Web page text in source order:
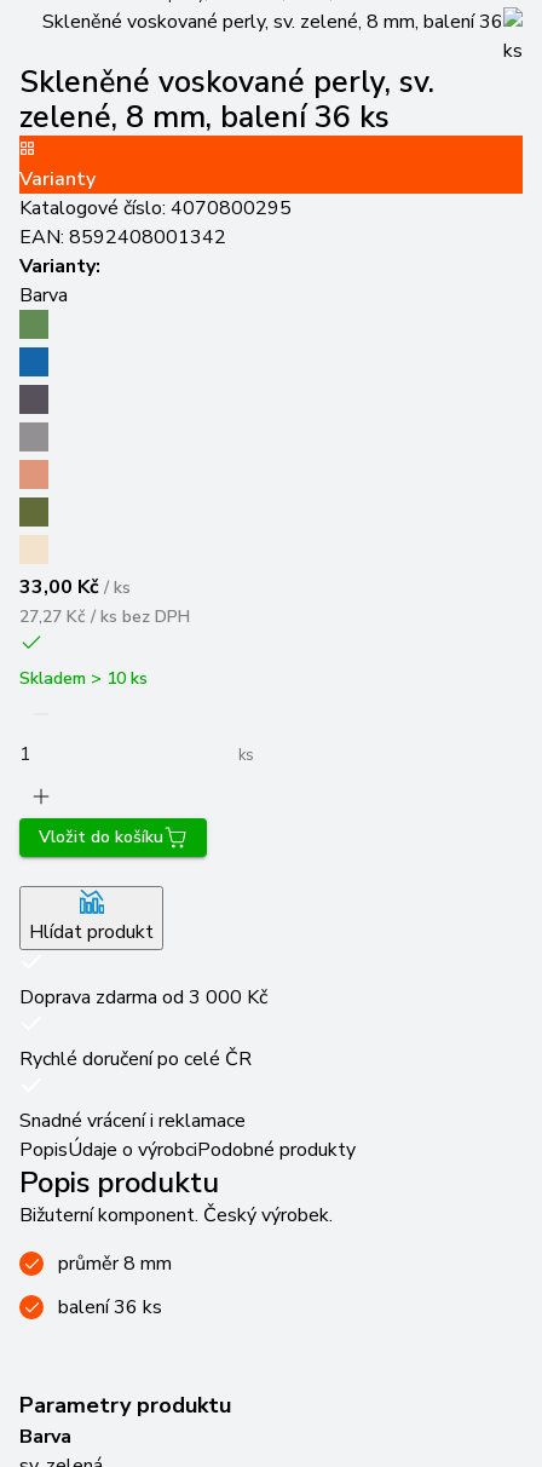
Skleněné voskované perly, sv.
zelené, 8 mm, balení 36 ks
Varianty
Katalogové číslo: 4070800295
EAN: 8592408001342
Varianty:
Barva
33,00 Kč / ks
27,27 Kč / ks bez DPH
Skladem > 10 ks
ks
Vložit do košíku
Hlídat produkt
Doprava zdarma od 3 000 Kč
Rychlé doručení po celé ČR
Snadné vrácení i reklamace
PopisÚdaje o výrobciPodobné produkty
Popis produktu
Bižuterní komponent. Český výrobek.
průměr 8 mm
balení 36 ks
Parametry produktu
Barva